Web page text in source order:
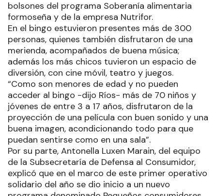
bolsones del programa Soberanía alimentaria
formoseña y de la empresa Nutrifor.
En el bingo estuvieron presentes más de 300
personas, quienes también disfrutaron de una
merienda, acompañados de buena música;
además los más chicos tuvieron un espacio de
diversión, con cine móvil, teatro y juegos.
“Como son menores de edad y no pueden
acceder al bingo -dijo Ríos- más de 70 niños y
jóvenes de entre 3 a 17 años, disfrutaron de la
proyección de una película con buen sonido y una
buena imagen, acondicionando todo para que
puedan sentirse como en una sala”.
Por su parte, Antonella Luxen Marain, del equipo
de la Subsecretaría de Defensa al Consumidor,
explicó que en el marco de este primer operativo
solidario del año se dio inicio a un nuevo